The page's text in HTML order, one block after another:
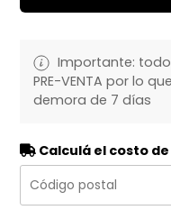
Importante:
PRE-VENTA por lo
demora de 7 días
Calculá el costo